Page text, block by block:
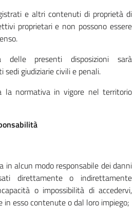
e altri contenuti di proprietà di
proprietari e non possono essere
delle presenti disposizioni sarà
giudiziarie civili e penali.
la normativa in vigore nel territorio
in alcun modo responsabile dei danni
direttamente o indirettamente
o impossibilità di accedervi,
in esso contenute o dal loro impiego;